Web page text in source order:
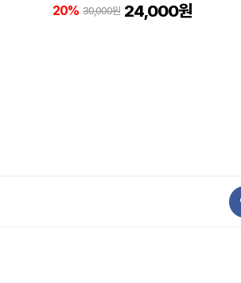
20% 30,000원 24,000원